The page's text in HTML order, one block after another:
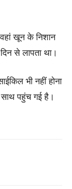
खून के निशान
से लापता था।
भी नहीं होना
पहुंच गई है।